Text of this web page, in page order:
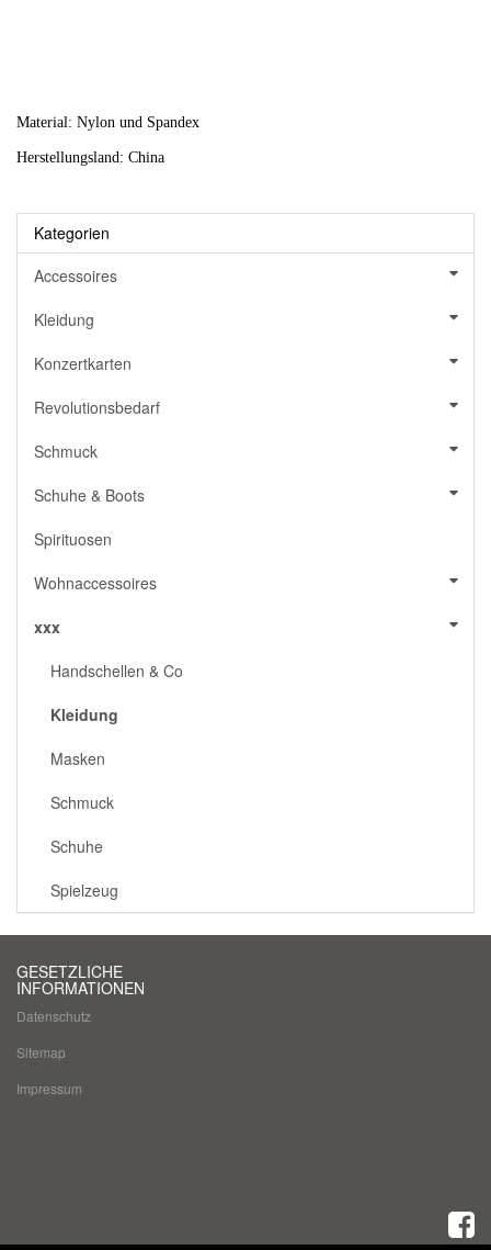
Material: Nylon und Spandex
Herstellungsland: China
Kategorien
Accessoires
Kleidung
Konzertkarten
Revolutionsbedarf
Schmuck
Schuhe & Boots
Spirituosen
Wohnaccessoires
xxx
Handschellen & Co
Kleidung
Masken
Schmuck
Schuhe
Spielzeug
GESETZLICHE
INFORMATIONEN
Datenschutz
Sitemap
Impressum